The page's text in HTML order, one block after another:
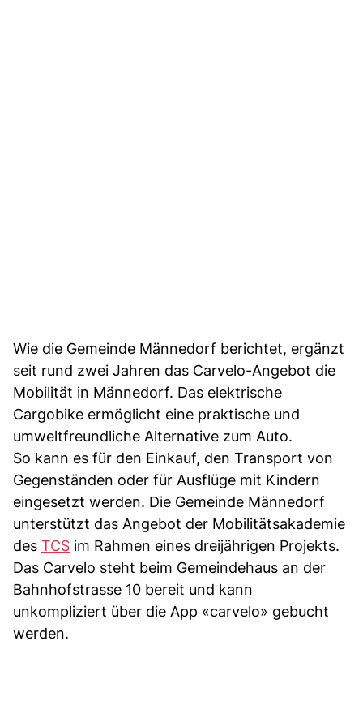
Wie die Gemeinde Männedorf berichtet, ergänzt
seit rund zwei Jahren das Carvelo-Angebot die
Mobilität in Männedorf. Das elektrische
Cargobike ermöglicht eine praktische und
umweltfreundliche Alternative zum Auto.
So kann es für den Einkauf, den Transport von
Gegenständen oder für Ausflüge mit Kindern
eingesetzt werden. Die Gemeinde Männedorf
unterstützt das Angebot der Mobilitätsakademie
des TCS im Rahmen eines dreijährigen Projekts.
Das Carvelo steht beim Gemeindehaus an der
Bahnhofstrasse 10 bereit und kann
unkompliziert über die App «carvelo» gebucht
werden.